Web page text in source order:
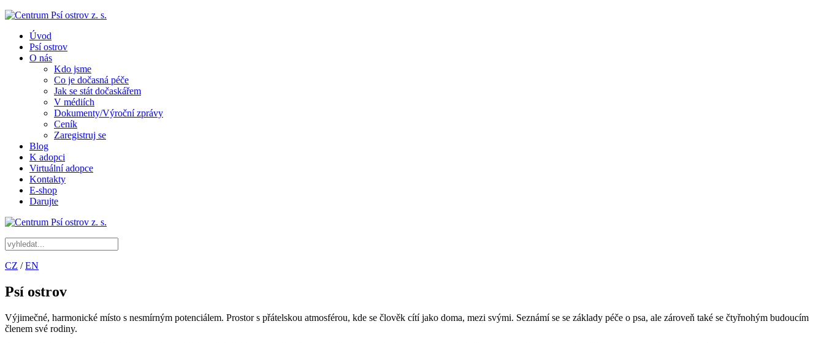
Úvod
Psí ostrov
O nás
Kdo jsme
Co je dočasná péče
Jak se stát dočaskářem
V médiích
Dokumenty/Výroční zprávy
Ceník
Zaregistruj se
Blog
K adopci
Virtuální adopce
Kontakty
E-shop
Darujte
CZ /EN
Psí ostrov
Výjimečné, harmonické místo s nesmírným potenciálem. Prostor s přátelskou atmosférou, kde se člověk cítí jako doma, mezi svými. Seznámí se se základy péče o psa, ale zároveň také se čtyřnohým budoucím
členem své rodiny.